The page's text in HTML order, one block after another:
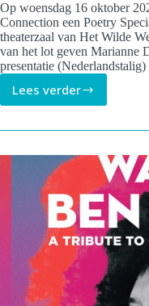
Op woensdag 16 oktober
Connection een Poetry
theaterzaal van Het Wilde
van het lot geven Marianne
presentatie
Lees verder
Poetry
over
Darwish
16
oktober
in
Het
Wilde
Westen